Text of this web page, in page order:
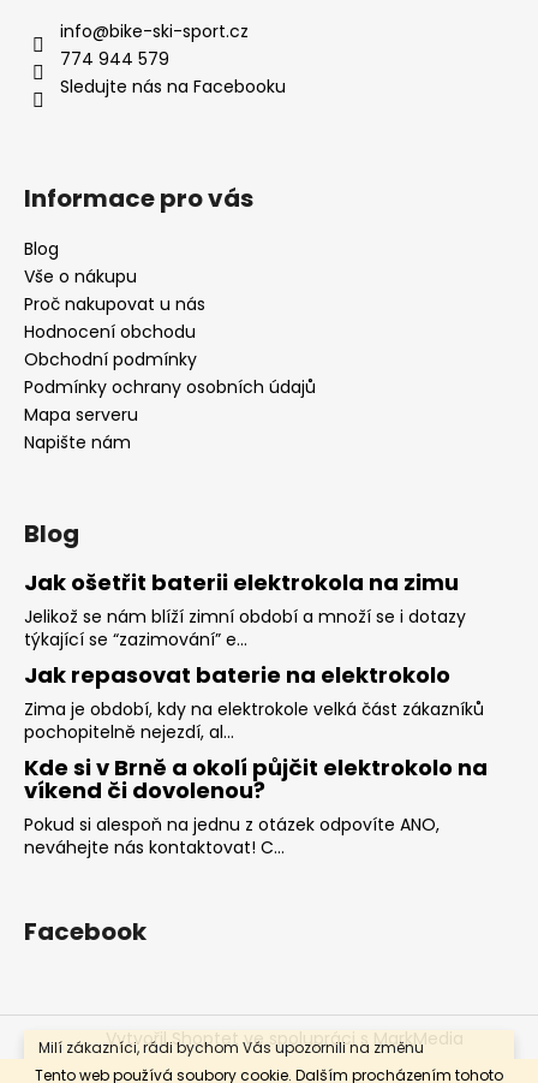
Tento web používá soubory cookie. Dalším procházením tohoto
Milí zákazníci, rádi bychom Vás upozornili na změnu
otevírací doby. Prodejna bude otevřena od pondělí do
info@bike-ski-sport.cz
774 944 579
Sledujte nás na Facebooku
Informace pro vás
Blog
Vše o nákupu
Proč nakupovat u nás
Hodnocení obchodu
Obchodní podmínky
Podmínky ochrany osobních údajů
Mapa serveru
Napište nám
Blog
Jak ošetřit baterii elektrokola na zimu
Jelikož se nám blíží zimní období a množí se i dotazy
týkající se “zazimování” e...
Jak repasovat baterie na elektrokolo
Zima je období, kdy na elektrokole velká část zákazníků
pochopitelně nejezdí, al...
Kde si v Brně a okolí půjčit elektrokolo na
víkend či dovolenou?
Pokud si alespoň na jednu z otázek odpovíte ANO,
neváhejte nás kontaktovat! C...
Facebook
Vytvořil Shoptet ve spolupráci s MarkMedia
Copyright 2026BIKE-SKI-SPORT. Všechna práva